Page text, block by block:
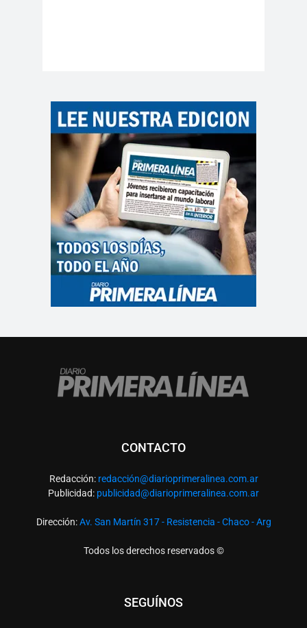
CONTACTO
Redacción: redacción@diarioprimeralinea.com.ar
Publicidad: publicidad@diarioprimeralinea.com.ar
Dirección:Av. San Martín 317 - Resistencia - Chaco - Arg
Todos los derechos reservados ©
SEGUÍNOS